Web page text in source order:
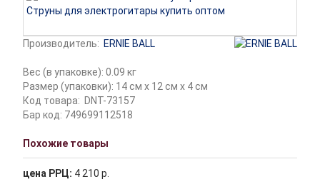
Производитель: ERNIE BALL
Вес (в упаковке): 0.09 кг
Размер (упаковки): 14 см x 12 см x 4 см
Код товара: DNT-73157
Бар код: 749699112518
Похожие товары
цена РРЦ: 4 210 р.